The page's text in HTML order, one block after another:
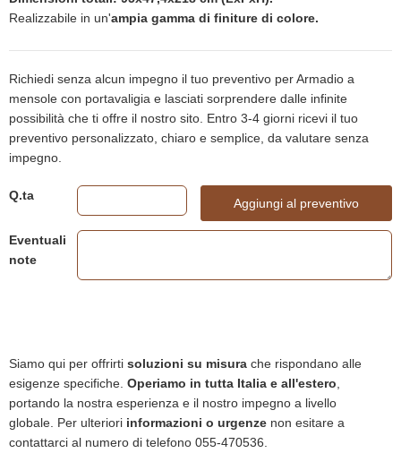
Realizzabile in un'ampia gamma di finiture di colore.
Richiedi senza alcun impegno il tuo preventivo per Armadio a
mensole con portavaligia e lasciati sorprendere dalle infinite
possibilità che ti offre il nostro sito. Entro 3-4 giorni ricevi il tuo
preventivo personalizzato, chiaro e semplice, da valutare senza
impegno.
Q.ta
Aggiungi al preventivo
Eventuali
note
Siamo qui per offrirti soluzioni su misura che rispondano alle
esigenze specifiche. Operiamo in tutta Italia e all'estero,
portando la nostra esperienza e il nostro impegno a livello
globale. Per ulteriori informazioni o urgenze non esitare a
contattarci al numero di telefono 055-470536.